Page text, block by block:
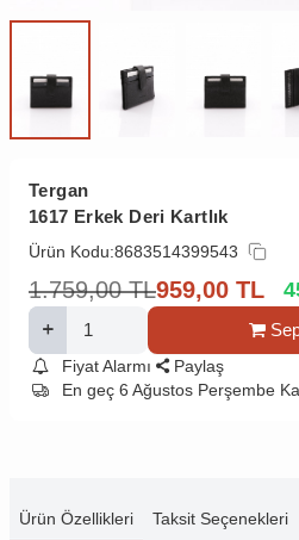
Tergan
1617 Erkek Deri Kartlık
Ürün Kodu:8683514399543
1.759,00 TL959,00 TL
Fiyat Alarmı
Paylaş
En geç 6 Ağustos Perşembe
Ürün Özellikleri Taksit Seçenekleri